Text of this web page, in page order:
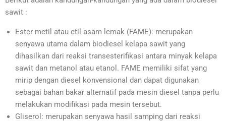
sawit :
Ester metil atau etil asam lemak (FAME): merupakan
senyawa utama dalam biodiesel kelapa sawit yang
dihasilkan dari reaksi transesterifikasi antara minyak kelapa
sawit dan metanol atau etanol. FAME memiliki sifat yang
mirip dengan diesel konvensional dan dapat digunakan
sebagai bahan bakar alternatif pada mesin diesel tanpa perlu
melakukan modifikasi pada mesin tersebut.
Gliserol: merupakan senyawa hasil samping dari reaksi